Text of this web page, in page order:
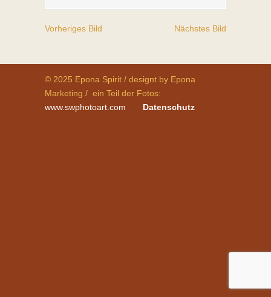
Vorheriges Bild Nächstes Bild
© 2025 Epona Spirit / designt by Epona
Marketing / ein Teil der Fotos:
www.swphotoart.com
Datenschutz